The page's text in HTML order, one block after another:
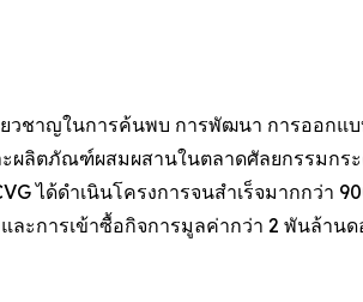
วชาญในการค้นพบ การพัฒนา การออกแ
ลิตภัณฑ์ผสมผสานในตลาดศัลยกรรมกระ
ด้ดำเนินโครงการจนสำเร็จมากกว่า
การเข้าซื้อกิจการมูลค่ากว่า 2 พันล้านด